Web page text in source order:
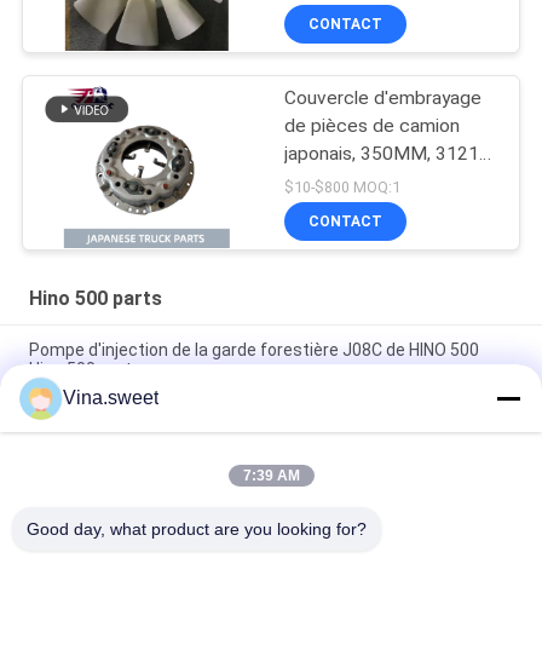
moteur Pour HINO 500
RANGER J08E EURO 4
CONTACT
Couvercle d'embrayage
de pièces de camion
japonais, 350MM, 31210
– 2621 HNC540, pour
camion HINO 500
RANGER J08C J08CT,
$10-$800 MOQ:1
CONTACT
Hino 500 parts
Pompe d'injection de la garde forestière J08C de HINO 500
Hino 500 parts
Piston de Hino J08E de pièces de moteur du camion S130A-
E0101
Pièces d'auto Hino d'arbre à cames de la garde forestière
Vina.sweet
7:39 AM
Good day, what product are you looking for?